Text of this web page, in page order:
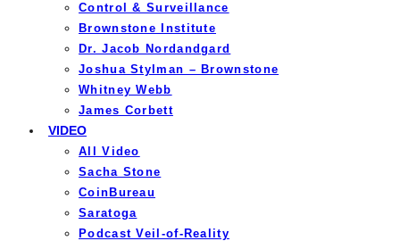
Control & Surveillance
Brownstone Institute
Dr. Jacob Nordandgard
Joshua Stylman – Brownstone
Whitney Webb
James Corbett
VIDEO
All Video
Sacha Stone
CoinBureau
Saratoga
Podcast Veil-of-Reality